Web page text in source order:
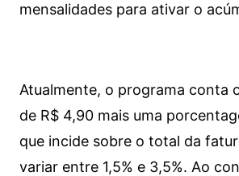
mensalidades para ativar o
Atualmente, o programa conta
de R$ 4,90 mais uma
que incide sobre o total da
variar entre 1,5% e 3,5%. Ao